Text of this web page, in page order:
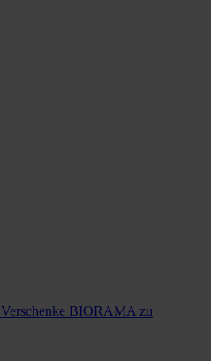
Verschenke BIORAMA zu